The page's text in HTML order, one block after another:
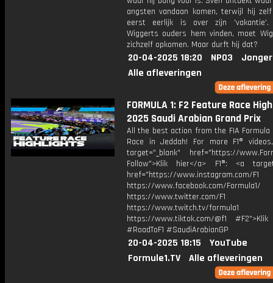
angsten vandaan komen, terwijl hij
eerst eerlijk is over zijn 'vakantie'.
Wiggerts ouders hem vinden, moet
zichzelf opkomen. Maar durft hij dat?
20-04-2025 18:20 NPO3
Alle afleveringen
FORMULA 1: F2 Feature Race
2025 Saudi Arabian Grand Prix
All the best action from the FIA Formula
Race in Jeddah! For more F1®
target="_blank" href="https://
Follow">Klik hier</a> F1®: <a
href="https://www.instagram.com/F1
https://www.facebook.com/Formula1/
https://www.twitter.com/F1
https://www.twitch.tv/formula1
https://www.tiktok.com/@f1
#RoadToF1 #SaudiArabianGP
20-04-2025 18:15
YouTube
Formule1.TV
Alle afleveringen